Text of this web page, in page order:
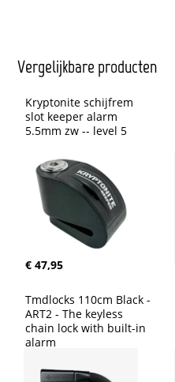
Vergelijkbare producten
Kryptonite schijfrem
slot keeper alarm
5.5mm zw -- level 5
€ 47,95
Tmdlocks 110cm Black -
ART2 - The keyless
chain lock with built-in
alarm